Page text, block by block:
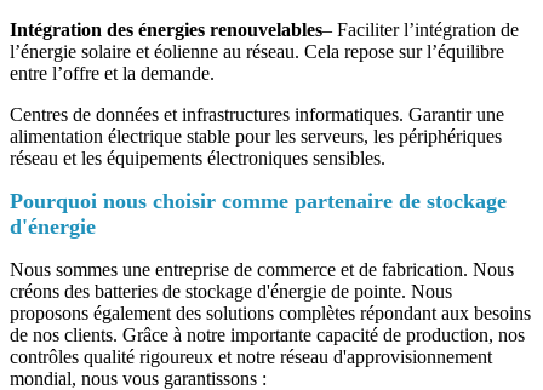
Intégration des énergies renouvelables– Faciliter l’intégration de
l’énergie solaire et éolienne au réseau. Cela repose sur l’équilibre
entre l’offre et la demande.
Centres de données et infrastructures informatiques. Garantir une
alimentation électrique stable pour les serveurs, les périphériques
réseau et les équipements électroniques sensibles.
Pourquoi nous choisir comme partenaire de stockage
d'énergie
Nous sommes une entreprise de commerce et de fabrication. Nous
créons des batteries de stockage d'énergie de pointe. Nous
proposons également des solutions complètes répondant aux besoins
de nos clients. Grâce à notre importante capacité de production, nos
contrôles qualité rigoureux et notre réseau d'approvisionnement
mondial, nous vous garantissons :